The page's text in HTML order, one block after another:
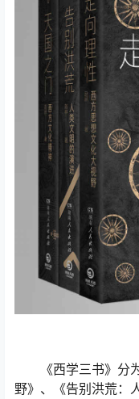
《西学三书》
野》、《告别洪荒：